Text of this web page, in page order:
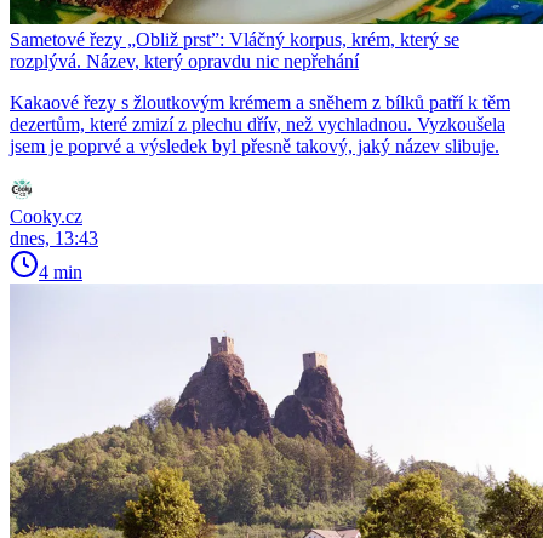
Sametové řezy „Obliž prst”: Vláčný korpus, krém, který se
rozplývá. Název, který opravdu nic nepřehání
Kakaové řezy s žloutkovým krémem a sněhem z bílků patří k těm
dezertům, které zmizí z plechu dřív, než vychladnou. Vyzkoušela
jsem je poprvé a výsledek byl přesně takový, jaký název slibuje.
Cooky.cz
dnes, 13:43
4 min